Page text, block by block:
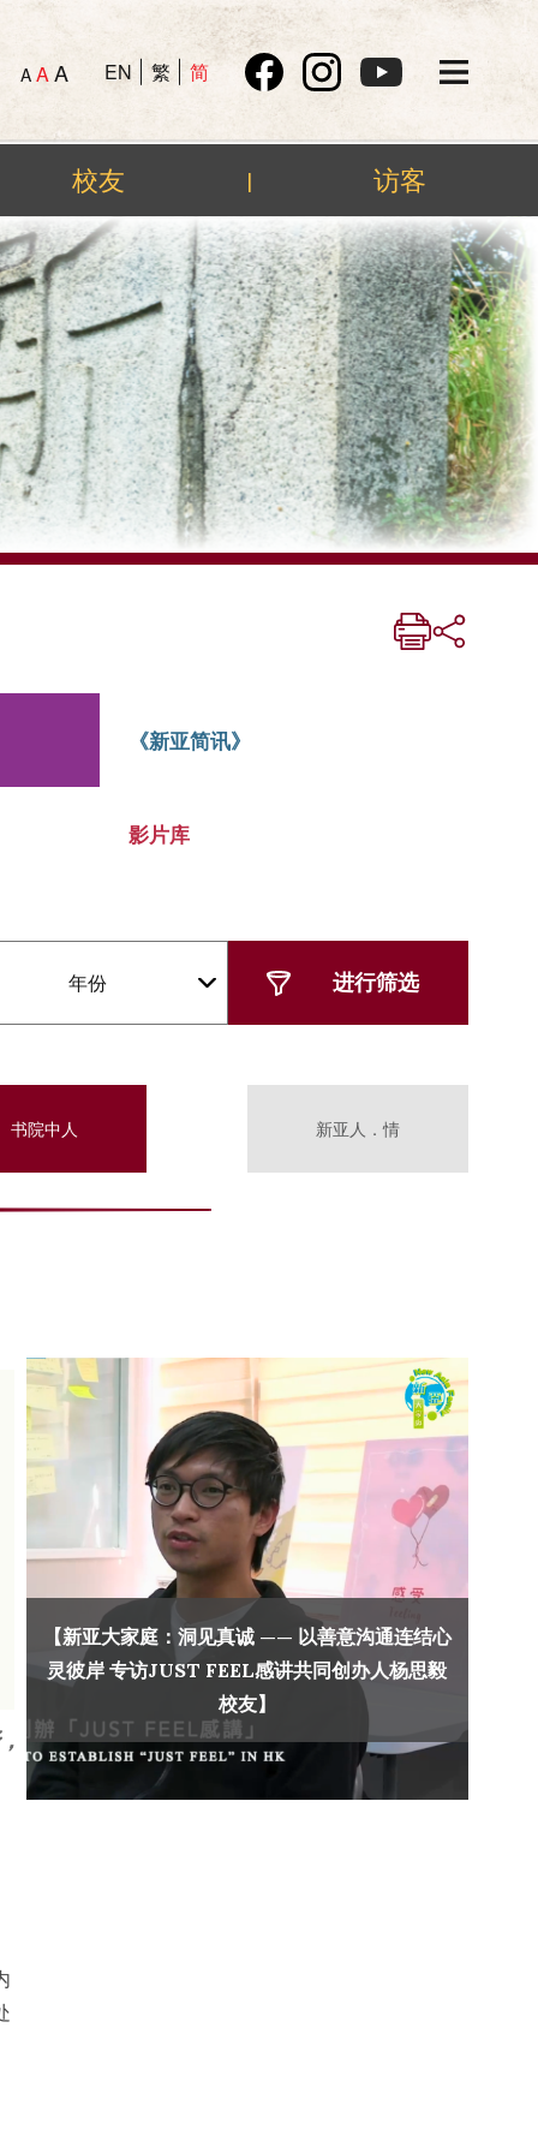
A AA EN 繁 简
校友 | 访客
《新亚简讯》
影片库
年份
书院中人 新亚人．情
【新亚大家庭：洞见真诚 —— 以善意沟通连结心
灵彼岸 专访JUST FEEL感讲共同创办人杨思毅
校友】